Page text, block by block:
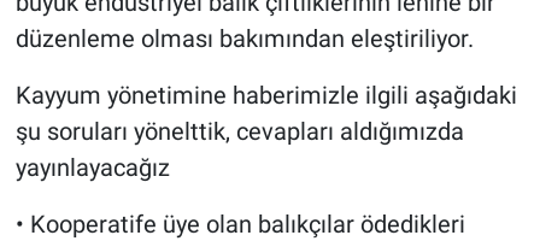
düzenleme olması bakımından eleştiriliyor.
Kayyum yönetimine haberimizle ilgili aşağıdaki
şu soruları yönelttik, cevapları aldığımızda
yayınlayacağız
• Kooperatife üye olan balıkçılar ödedikleri